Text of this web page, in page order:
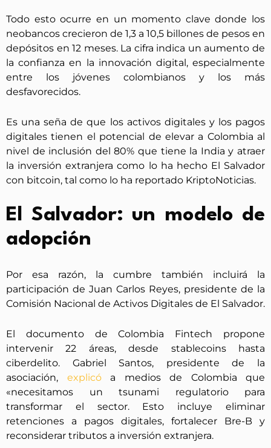
Todo esto ocurre en un momento clave donde los
neobancos crecieron de 1,3 a 10,5 billones de pesos en
depósitos en 12 meses. La cifra indica un aumento de
la confianza en la innovación digital, especialmente
entre los jóvenes colombianos y los más
desfavorecidos.
Es una seña de que los activos digitales y los pagos
digitales tienen el potencial de elevar a Colombia al
nivel de inclusión del 80% que tiene la India y atraer
la inversión extranjera como lo ha hecho El Salvador
con bitcoin, tal como lo ha reportado KriptoNoticias.
El Salvador: un modelo de
adopción
Por esa razón, la cumbre también incluirá la
participación de Juan Carlos Reyes, presidente de la
Comisión Nacional de Activos Digitales de El Salvador.
El documento de Colombia Fintech propone
intervenir 22 áreas, desde stablecoins hasta
ciberdelito. Gabriel Santos, presidente de la
asociación, explicó a medios de Colombia que
«necesitamos un tsunami regulatorio para
transformar el sector. Esto incluye eliminar
retenciones a pagos digitales, fortalecer Bre-B y
reconsiderar tributos a inversión extranjera.